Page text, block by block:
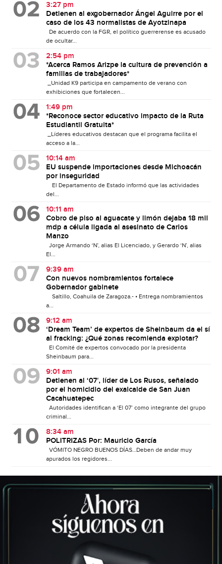
3:27 pm
Detienen al exgobernador Ángel Aguirre por el
caso de los 43 normalistas de Ayotzinapa
De acuerdo con la FGR, el político guerrerense es acusado
de ocultar...
2:54 pm
*Acerca Ramos Arizpe la cultura de prevención a
familias de trabajadores*
_Unidad K9 participa en campamento de verano con
exhibiciones que fortalecen...
1:49 pm
*Reconoce sector educativo impacto de la Ruta
Estudiantil Gratuita*
_Líderes educativos destacan que el programa facilita el
acceso a la...
10:14 am
EU suspende importaciones desde Michoacán
por inseguridad
El Departamento de Estado informó que las actividades
del...
10:11 am
Cobro de piso al aguacate y limón dejaba 18 mil
mdp a célula ligada al asesinato de Carlos
Manzo
Jorge Armando ‘N’, alias El Licenciado, y Gerardo ‘N’, alias
El...
9:39 am
Con nuevos nombramientos fortalece
Gobernador gabinete
Saltillo, Coahuila de Zaragoza.- • Entrega nombramientos
a...
9:12 am
‘Dream Team’ de expertos de Sheinbaum da el sí
al fracking: ¿Qué zonas recomienda explotar?
El Comité de expertos convocado por la presidenta
Sheinbaum para...
9:01 am
Detienen al ‘07′, líder de Los Rusos, señalado
por el homicidio del exalcalde de San Juan
Cacahuatepec
Autoridades identifican a ‘El 07’ como integrante del grupo
criminal...
8:34 am
POLITRIZAS Por: Mauricio García
VÓMITO NEGRO BUENOS DÍAS…Deben de andar muy
apurados los regidores...